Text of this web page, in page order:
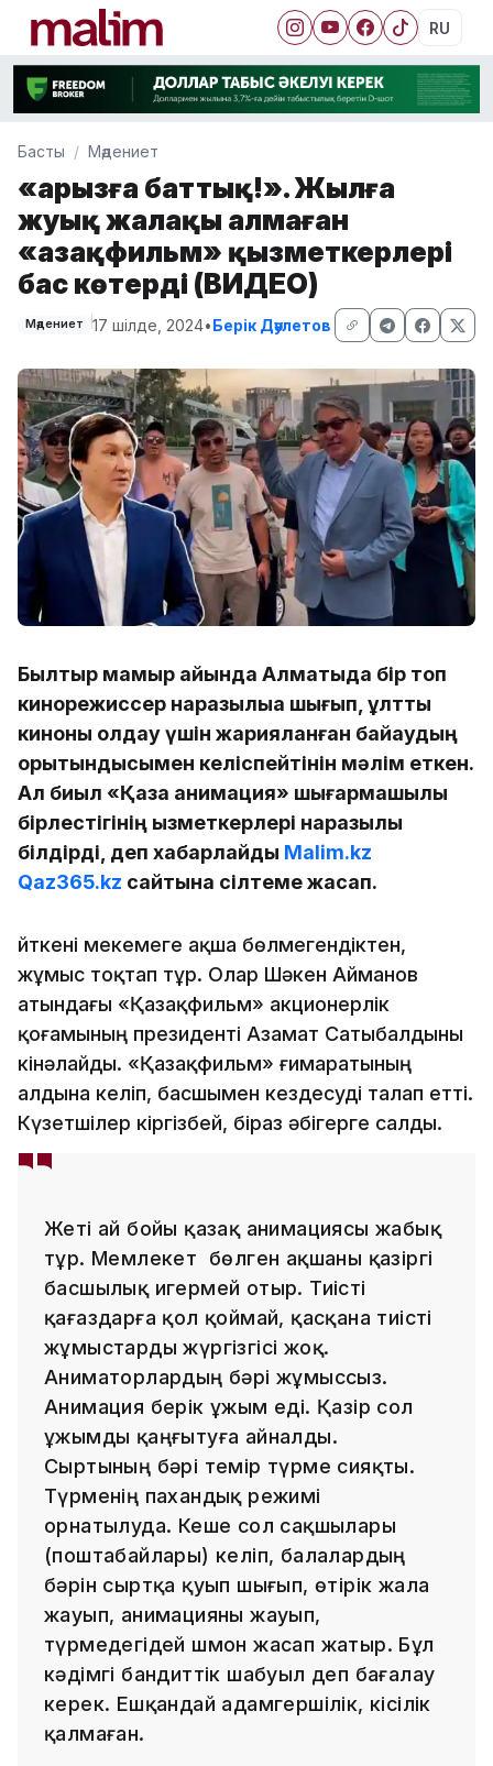
RU
Басты Мәдениет
«Қарызға баттық!». Жылға
жуық жалақы алмаған
«Қазақфильм» қызметкерлері
бас көтерді (ВИДЕО)
Мәдениет 17 шілде, 2024•Берік Дәулетов
Былтыр мамыр айында Алматыда бір топ
кинорежиссер наразылыққа шығып, ұлттық
киноны қолдау үшін жарияланған байқаудың
қорытындысымен келіспейтінін мәлім еткен.
Ал биыл «Қазақ анимация» шығармашылық
бірлестігінің қызметкерлері наразылық
білдірді, деп хабарлайды Malim.kz
Qaz365.kz сайтына сілтеме жасап.
Өйткені мекемеге ақша бөлмегендіктен,
жұмыс тоқтап тұр. Олар Шәкен Айманов
атындағы «Қазақфильм» акционерлік
қоғамының президенті Азамат Сатыбалдыны
кінәлайды. «Қазақфильм» ғимаратының
алдына келіп, басшымен кездесуді талап етті.
Күзетшілер кіргізбей, біраз әбігерге салды.
Жеті ай бойы қазақ анимациясы жабық
тұр. Мемлекет бөлген ақшаны қазіргі
басшылық игермей отыр. Тиісті
қағаздарға қол қоймай, қасқана тиісті
жұмыстарды жүргізгісі жоқ.
Аниматорлардың бәрі жұмыссыз.
Анимация берік ұжым еді. Қазір сол
ұжымды қаңғытуға айналды.
Сыртының бәрі темір түрме сияқты.
Түрменің пахандық режимі
орнатылуда. Кеше сол сақшылары
(поштабайлары) келіп, балалардың
бәрін сыртқа қуып шығып, өтірік жала
жауып, анимацияны жауып,
түрмедегідей шмон жасап жатыр. Бұл
кәдімгі бандиттік шабуыл деп бағалау
керек. Ешқандай адамгершілік, кісілік
қалмаған.